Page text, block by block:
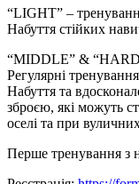
“LIGHT” –
Набуття стійких
“MIDDLE” &
Регулярні
Набуття та
зброєю, які можуть
оселі та при
Перше тренування з